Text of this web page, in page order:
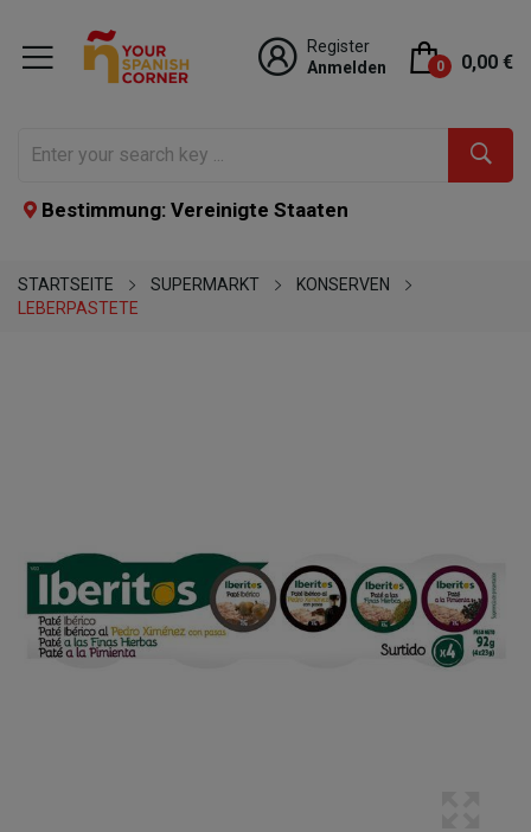
Register
Anmelden
0 0,00 €
Bestimmung: Vereinigte Staaten
STARTSEITE SUPERMARKT
KONSERVEN
LEBERPASTETE